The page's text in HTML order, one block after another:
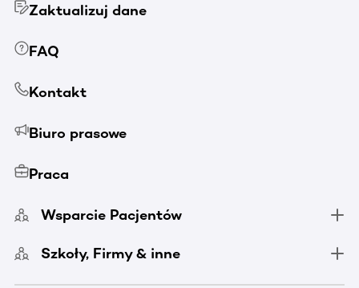
Zaktualizuj dane
FAQ
Kontakt
Biuro prasowe
Praca
Wsparcie Pacjentów
Szkoły, Firmy & inne